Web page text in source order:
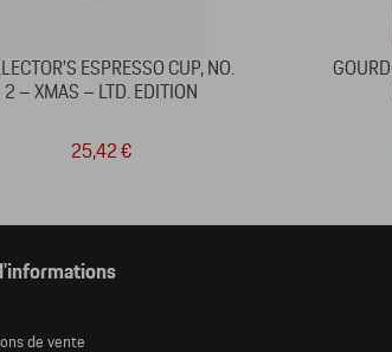
ESPRESSO CUP, NO.
2 – XMAS – LTD. EDITION
25,42 €
de vente